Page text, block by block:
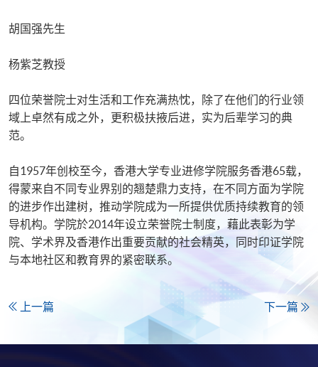
胡国强先生
杨紫芝教授
四位荣誉院士对生活和工作充满热忱，除了在他们的行业领
域上卓然有成之外，更积极扶掖后进，实为后辈学习的典
范。
自1957年创校至今，香港大学专业进修学院服务香港65载，
得蒙来自不同专业界别的翘楚鼎力支持，在不同方面为学院
的进步作出建树，推动学院成为一所提供优质持续教育的领
导机构。学院於2014年设立荣誉院士制度，藉此表彰为学
院、学术界及香港作出重要贡献的社会精英，同时印证学院
与本地社区和教育界的紧密联系。
上一篇 下一篇